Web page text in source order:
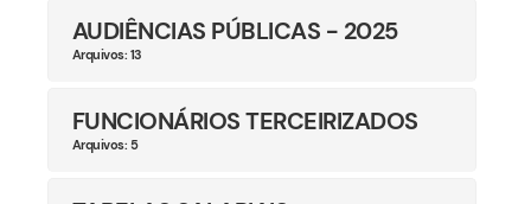
AUDIÊNCIAS PÚBLICAS - 2025
Arquivos: 13
FUNCIONÁRIOS TERCEIRIZADOS
Arquivos: 5